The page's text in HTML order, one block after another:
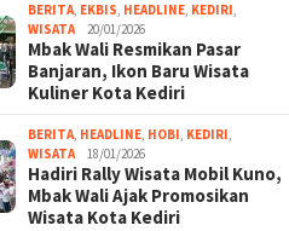
BERITA, EKBIS, HEADLINE, KEDIRI,
WISATA
20/01/2026
Mbak Wali Resmikan Pasar
Banjaran, Ikon Baru Wisata
Kuliner Kota Kediri
BERITA, HEADLINE, HOBI, KEDIRI,
WISATA
18/01/2026
Hadiri Rally Wisata Mobil Kuno,
Mbak Wali Ajak Promosikan
Wisata Kota Kediri